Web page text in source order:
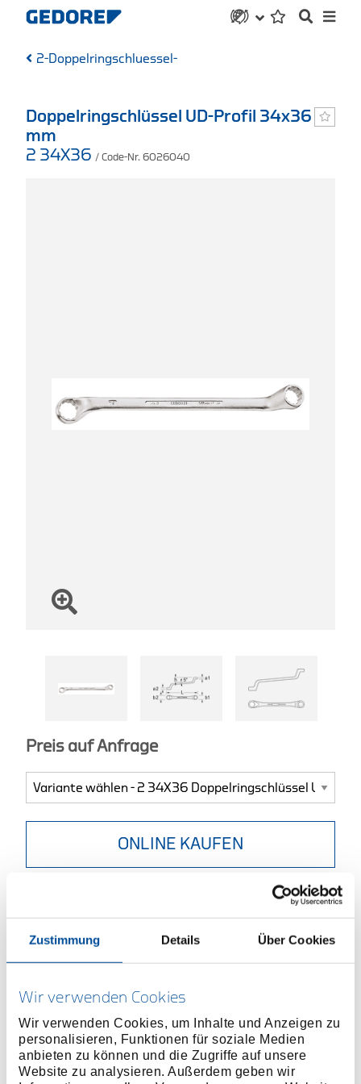
Zustimmung Details Über Cookies
Wir verwenden Cookies
Wir verwenden Cookies, um Inhalte und Anzeigen zu
personalisieren, Funktionen für soziale Medien
anbieten zu können und die Zugriffe auf unsere
Website zu analysieren. Außerdem geben wir
2-Doppelringschluessel-
Doppelringschlüssel UD-Profil 34x36
mm
2 34X36 / Code-Nr. 6026040
Preis auf Anfrage
ONLINE KAUFEN
Produktlinie
10104
Tief gekröpft, mit dünnwandigen Ringen
Vanadium-Stahl 31CrV3, verchromt